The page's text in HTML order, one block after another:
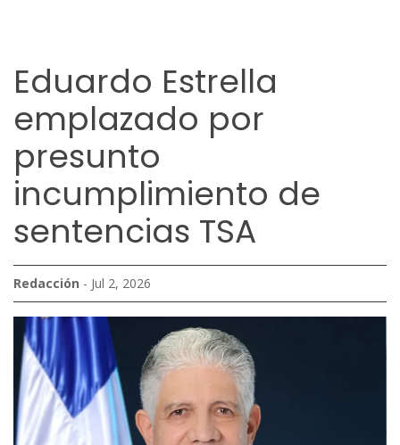
Eduardo Estrella
emplazado por
presunto
incumplimiento de
sentencias TSA
Redacción - Jul 2, 2026